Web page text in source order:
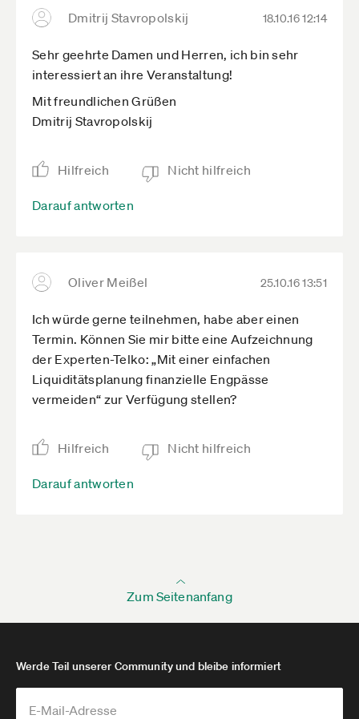
Dmitrij Stavropolskij 18.10.16 12:14
Sehr geehrte Damen und Herren, ich bin sehr
interessiert an ihre Veranstaltung!
Mit freundlichen Grüßen
Dmitrij Stavropolskij
Hilfreich Nicht hilfreich
Darauf antworten
Oliver Meißel 25.10.16 13:51
Ich würde gerne teilnehmen, habe aber einen
Termin. Können Sie mir bitte eine Aufzeichnung
der Experten-Telko: „Mit einer einfachen
Liquiditätsplanung finanzielle Engpässe
vermeiden“ zur Verfügung stellen?
Hilfreich Nicht hilfreich
Darauf antworten
Zum Seitenanfang
Werde Teil unserer Community und bleibe informiert